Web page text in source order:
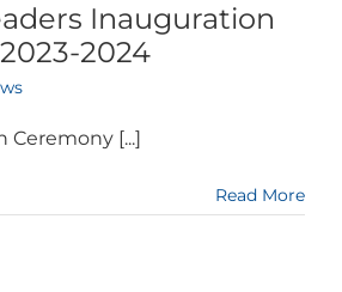
Inauguration
2024
Ceremony [...]
Read More